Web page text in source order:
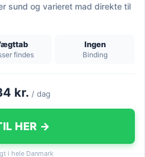
sund og varieret mad direkte til
findes
Ingen
Binding
kr. / dag
HER →
i hele Danmark